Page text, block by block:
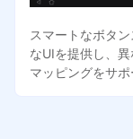
スマートなボタ
なUIを提供し、
マッピングをサポ